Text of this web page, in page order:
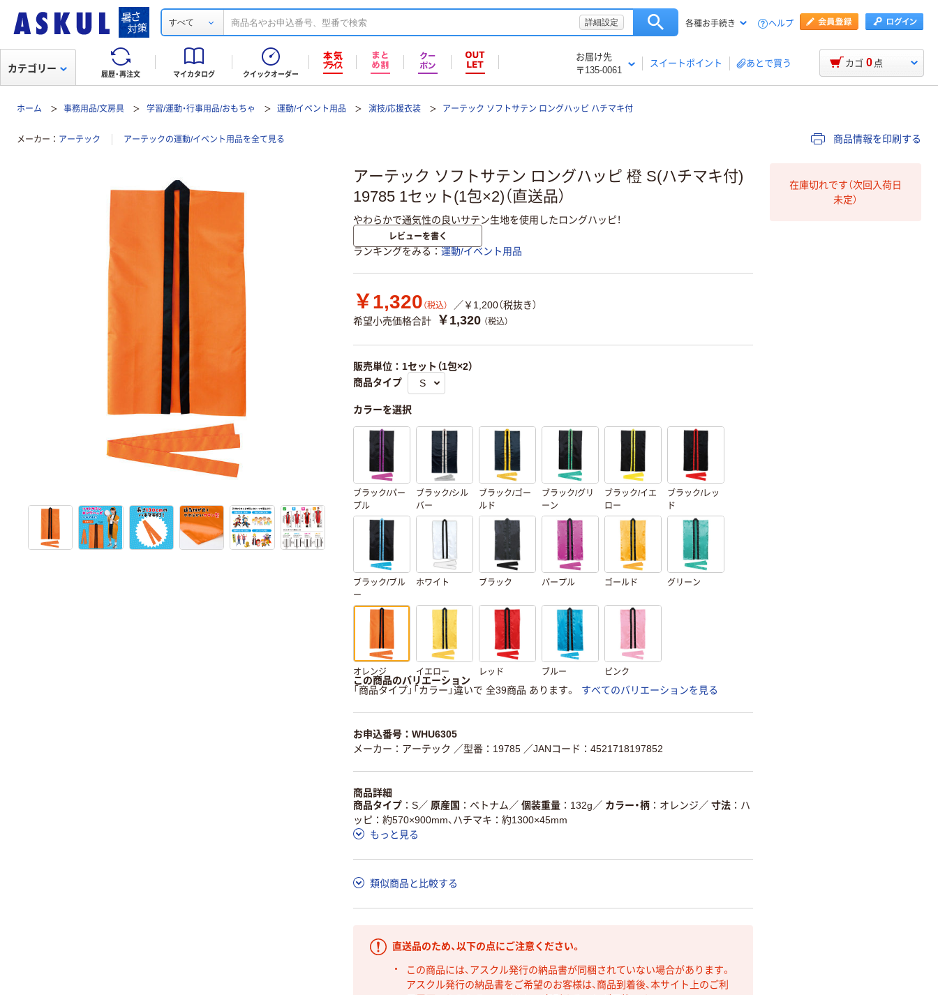
すべて 詳細設定 各種お手続き ヘルプ
履歴・再注文 マイカタログ クイックオーダー
お届け先
〒135-0061
スイートポイント あとで買う
カテゴリー カゴ 0 点
ホーム 事務用品/文房具 学習/運動・行事用品/おもちゃ 運動/イベント用品 演技/応援衣装 アーテック ソフトサテン ロングハッピ ハチマキ付
メーカー アーテック アーテックの運動/イベント用品を全て見る 商品情報を印刷する
アーテック ソフトサテン ロングハッピ 橙 S(ハチマキ付)
19785 1セット(1包×2)（直送品）
やわらかで通気性の良いサテン生地を使用したロングハッピ！
レビューを書く
ランキングをみる 運動/イベント用品
￥1,320 （税込）
／￥1,200（税抜き）
希望小売価格合計
￥1,320 （税込）
販売単位：1セット（1包×2）
商品タイプ
カラーを選択
ブラック/パー
プル
ブラック/シル
バー
ブラック/ゴー
ルド
ブラック/グリ
ーン
ブラック/イエ
ロー
ブラック/レッ
ド
ブラック/ブル
ー
ホワイト ブラック パープル ゴールド グリーン
オレンジ イエロー レッド ブルー ピンク
この商品のバリエーション
「商品タイプ」「カラー」違いで 全39商品 あります。
すべてのバリエーションを見る
お申込番号：WHU6305
メーカー：アーテック ／型番：19785 ／JANコード：4521718197852
商品詳細
商品タイプ
S／ 原産国 ベトナム ／ 個装重量 132g ／ カラー・柄 オレンジ ／ 寸法
ハ
ッピ：約570×900mm、ハチマキ：約1300×45mm
もっと見る
類似商品と比較する
直送品のため、以下の点にご注意ください。
この商品には、アスクル発行の納品書が同梱されていない場合があります。
アスクル発行の納品書をご希望のお客様は、商品到着後、本サイト上のご利
在庫切れです（次回入荷日
未定）